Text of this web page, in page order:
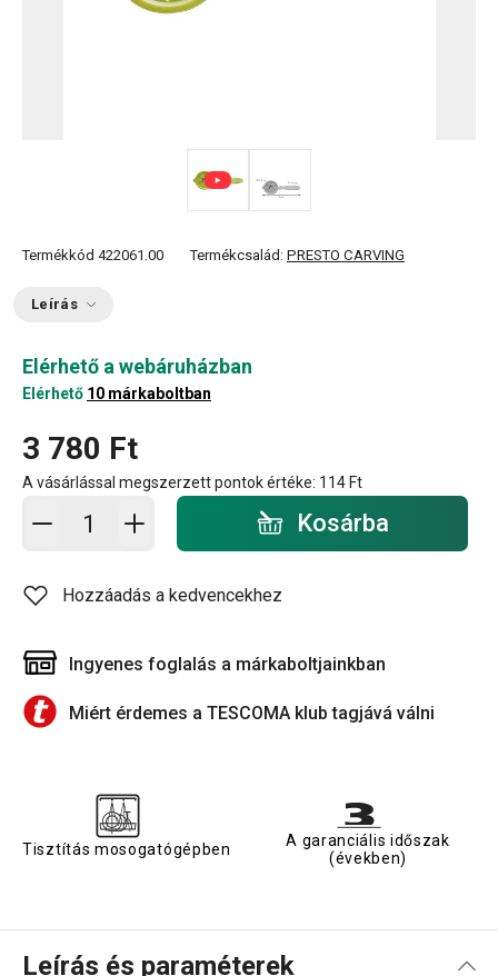
Termékkód 422061.00 Termékcsalád: PRESTO CARVING
Leírás
Elérhető a webáruházban
Elérhető 10 márkaboltban
3 780 Ft
A vásárlással megszerzett pontok értéke: 114 Ft
Kosárba - mennyiség Kosárba
Hozzáadás a kedvencekhez
Ingyenes foglalás a márkaboltjainkban
Miért érdemes a TESCOMA klub tagjává válni
Tisztítás mosogatógépben
A garanciális időszak
(években)
Leírás és paraméterek